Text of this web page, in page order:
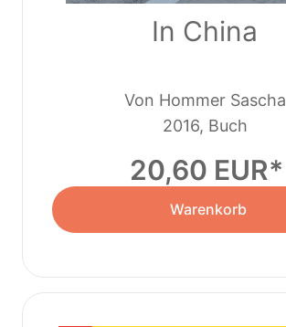
In China
Von Hommer Sascha
2016, Buch
20,60 EUR
Warenkorb